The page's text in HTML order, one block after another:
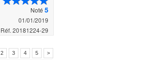
Noté 5
01/01/2019
Réf. 20181224-29
2 3 4 5 >